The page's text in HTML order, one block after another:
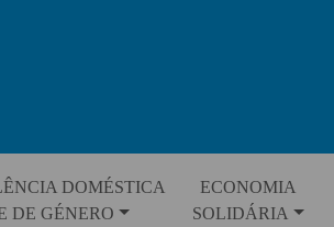
DOMÉSTICA
DE GÉNERO
ECONOMIA
SOLIDÁRIA